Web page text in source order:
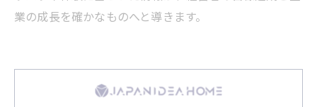
業の成長を確かなものへと導きます。